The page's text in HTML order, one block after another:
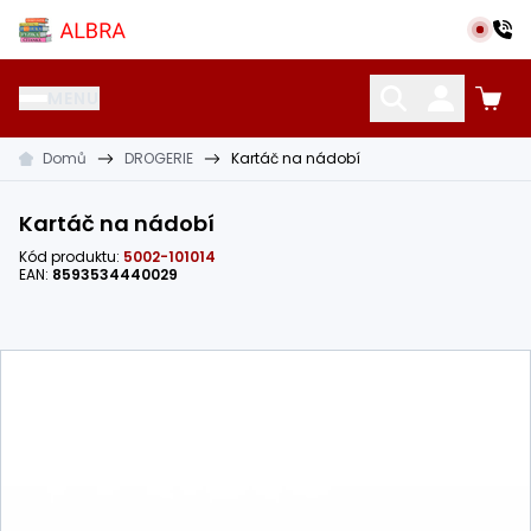
Přeskočit na hlavní obsah
Albra s.r.o.
Domů DROGERIE Kartáč na nádobí
Kartáč na nádobí
Kód produktu: 5002-101014
EAN: 8593534440029